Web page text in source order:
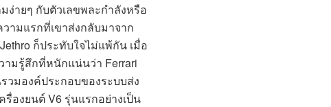
ง่ายๆ กับตัวเลขพละกำลังหรือ
ามแรกที่เขาส่งกลับมาจาก
ก็ประทับใจไม่แพ้กัน เมื่อ
ามรู้สึกที่หนักแน่นว่า Ferrari
วมองค์ประกอบของระบบส่ง
องยนต์ V6 รุ่นแรกอย่างเป็น